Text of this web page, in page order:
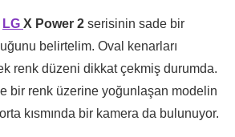
LG X Power 2 serisinin sade bir
belirtelim. Oval kenarları
renk düzeni dikkat çekmiş durumda.
bir renk üzerine yoğunlaşan modelin
kısmında bir kamera da bulunuyor.